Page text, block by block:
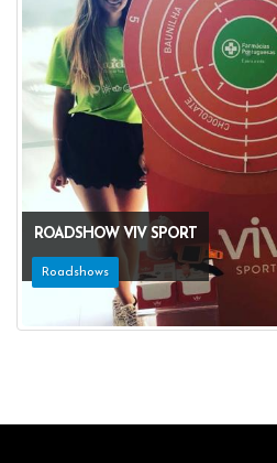
ROADSHOW VIV SPORT
Roadshows